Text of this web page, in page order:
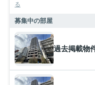
る
募集中の部屋
過去掲載物